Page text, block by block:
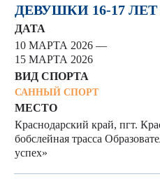
ДЕВУШКИ 16-17 ЛЕТ
ДАТА
10 МАРТА 2026 —
15 МАРТА 2026
ВИД СПОРТА
САННЫЙ СПОРТ
МЕСТО
Краснодарский край, пгт.
бобслейная трасса
успех»